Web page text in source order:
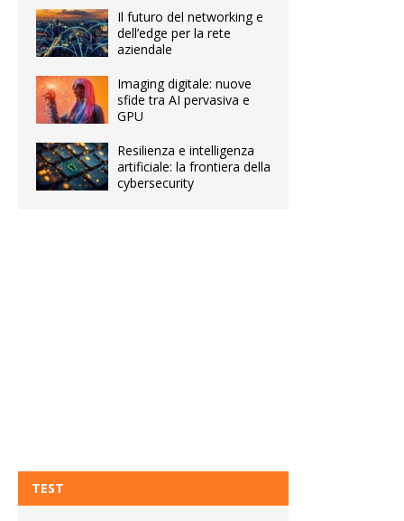
Il futuro del networking e
dell’edge per la rete
aziendale
Imaging digitale: nuove
sfide tra AI pervasiva e
GPU
Resilienza e intelligenza
artificiale: la frontiera della
cybersecurity
TEST